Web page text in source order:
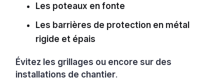
Les poteaux en fonte
Les barrières de protection en métal
rigide et épais
Évitez les grillages ou encore sur des
installations de chantier.